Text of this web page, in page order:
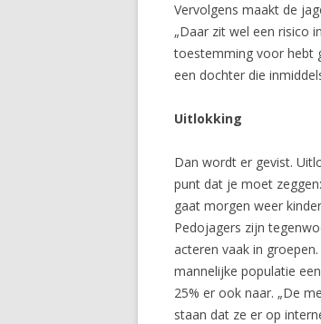
Vervolgens maakt de
„Daar zit wel een risico
toestemming voor hebt
een dochter die
Uitlokking
Dan wordt er gevist.
punt dat je moet
gaat morgen weer
Pedojagers zijn
acteren vaak in
mannelijke populatie
25% er ook naar. „De
staan dat ze er op